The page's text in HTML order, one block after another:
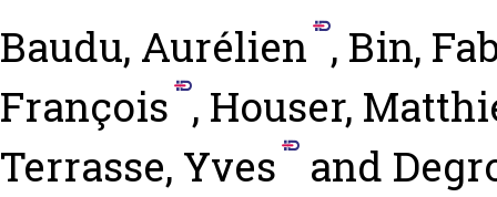
Baudu, Aurélien , Bin,
François , Houser,
Terrasse, Yves
and